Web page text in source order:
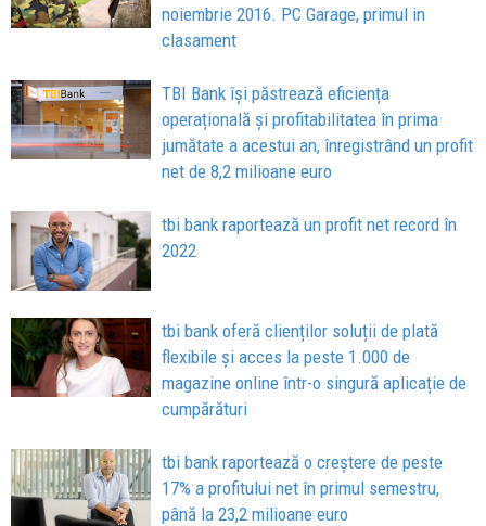
noiembrie 2016. PC Garage, primul in
clasament
TBI Bank își păstrează eficiența
operațională și profitabilitatea în prima
jumătate a acestui an, înregistrând un profit
net de 8,2 milioane euro
tbi bank raportează un profit net record în
2022
tbi bank oferă clienților soluții de plată
flexibile și acces la peste 1.000 de
magazine online într-o singură aplicație de
cumpărături
tbi bank raportează o creștere de peste
17% a profitului net în primul semestru,
până la 23,2 milioane euro